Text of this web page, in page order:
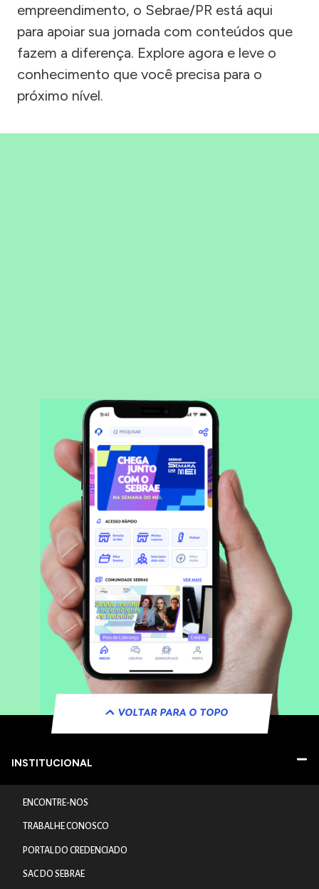
empreendimento, o Sebrae/PR está aqui
para apoiar sua jornada com conteúdos que
fazem a diferença. Explore agora e leve o
conhecimento que você precisa para o
próximo nível.
VOLTAR PARA O TOPO
INSTITUCIONAL
ENCONTRE-NOS
TRABALHE CONOSCO
PORTAL DO CREDENCIADO
SAC DO SEBRAE